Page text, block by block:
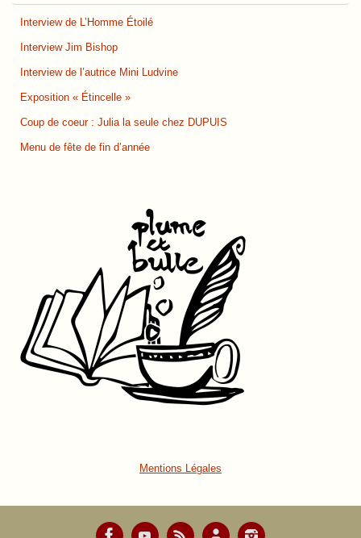
Interview de L’Homme Étoilé
Interview Jim Bishop
Interview de l’autrice Mini Ludvine
Exposition « Étincelle »
Coup de coeur : Julia la seule chez DUPUIS
Menu de fête de fin d’année
Mentions Légales